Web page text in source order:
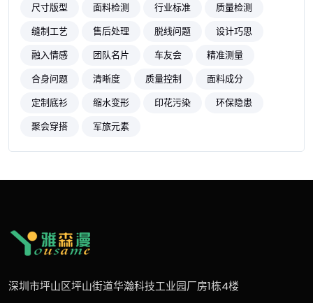
尺寸版型
面料检测 行业标准
质量检测
缝制工艺
售后处理 脱线问题
设计巧思
融入情感
团队名片 车友会
精准测量
合身问题
清晰度 质量控制
面料成分
定制底衫
缩水变形 印花污染
环保隐患
聚会穿搭
军旅元素
深圳市坪山区坪山街道华瀚科技工业园厂房1栋4楼